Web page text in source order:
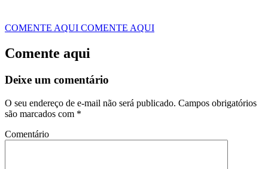
COMENTE AQUI COMENTE AQUI
Comente aqui
Deixe um comentário
O seu endereço de e-mail não será publicado. Campos obrigatórios
são marcados com *
Comentário